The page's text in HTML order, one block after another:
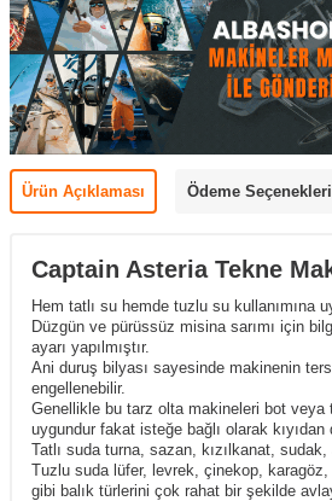
Ürün Açıklaması Ödeme Seçenekleri
Captain Asteria Tekne
Hem tatlı su hemde tuzlu su kullanımına
Düzgün ve pürüssüz misina sarımı için
ayarı yapılmıştır.
Ani duruş bilyası sayesinde makinenin
engellenebilir.
Genellikle bu tarz olta makineleri bot veya
uygundur fakat isteğe bağlı olarak kıyıdan
Tatlı suda turna, sazan, kızılkanat, sudak,
Tuzlu suda lüfer, levrek, çinekop,
gibi balık türlerini çok rahat bir şekilde